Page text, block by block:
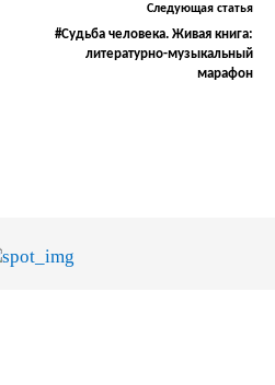
Следующая статья
#Судьба человека. Живая книга:
литературно-музыкальный
марафон